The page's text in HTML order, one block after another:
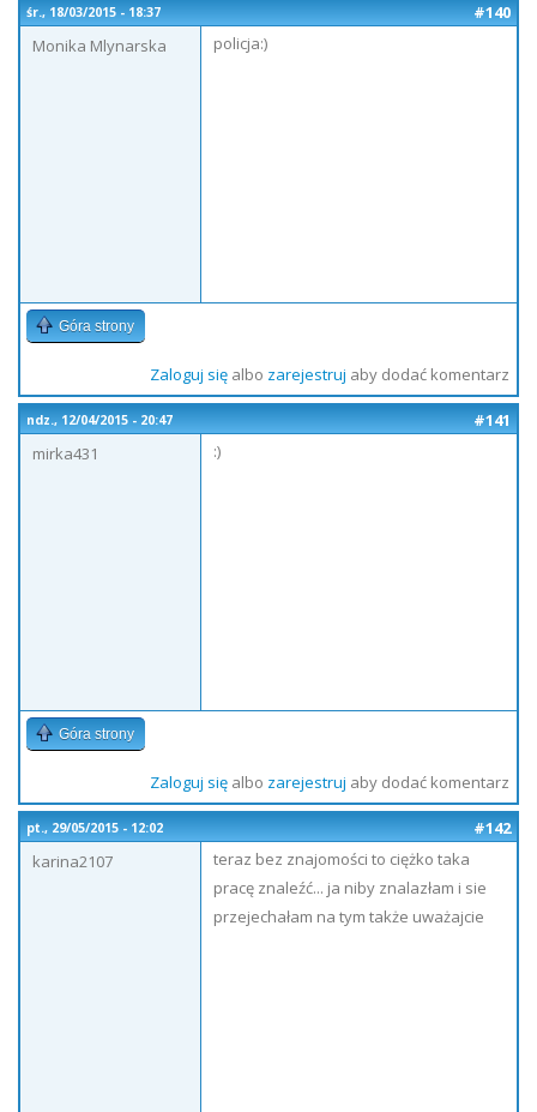
śr., 18/03/2015 - 18:37
#140
Monika Mlynarska
policja:)
Góra strony
Zaloguj sięalbo zarejestruj aby dodać komentarz
ndz., 12/04/2015 - 20:47
#141
mirka431
:)
Góra strony
Zaloguj sięalbo zarejestruj aby dodać komentarz
pt., 29/05/2015 - 12:02
#142
karina2107
teraz bez znajomości to ciężko taka
pracę znaleźć... ja niby znalazłam i sie
przejechałam na tym także uważajcie